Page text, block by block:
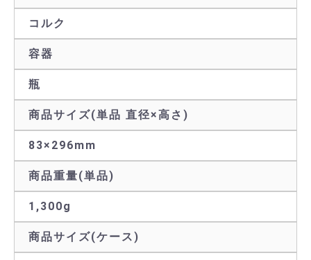
コルク
容器
瓶
商品サイズ(単品 直径×高さ)
83×296mm
商品重量(単品)
1,300g
商品サイズ(ケース)